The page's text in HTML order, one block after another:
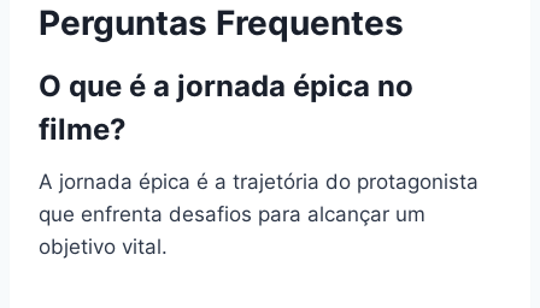
Perguntas Frequentes
O que é a jornada épica no
filme?
A jornada épica é a trajetória do protagonista
que enfrenta desafios para alcançar um
objetivo vital.